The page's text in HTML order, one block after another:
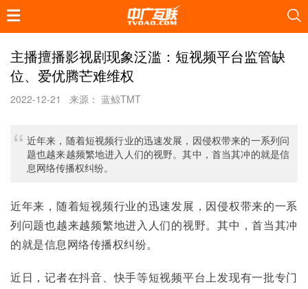
主播擅播影视剧现象泛滥：短视频平台监管缺
位、爱优腾芒难维权
2022-12-21 来源： 蓝鲸TMT
近年来，随着短视频行业的迅速发展，因侵权带来的一系列问
题也越来越频繁地进入人们的视野。其中，首当其冲的就是信
息网络传播权纠纷。
近年来，随着短视频行业的迅速发展，因侵权带来的一系
列问题也越来越频繁地进入人们的视野。其中，首当其冲
的就是信息网络传播权纠纷。
近日，记者在抖音、快手等短视频平台上发现有一批专门